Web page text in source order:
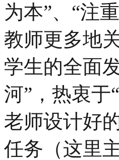
为本”、“注
教师更多地
学生的全面
河”，热衷于
老师设计好
任务（这里